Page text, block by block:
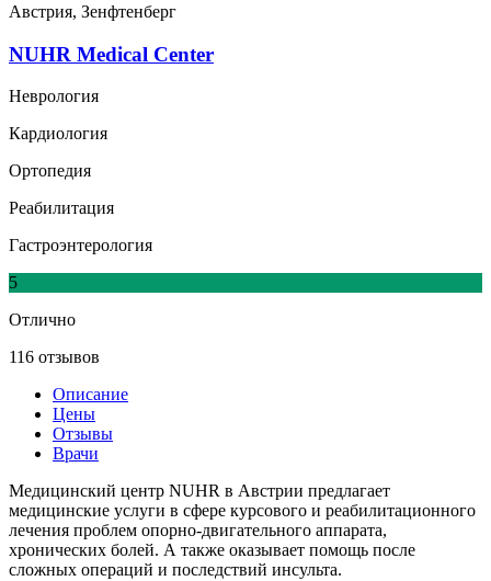
Австрия, Зенфтенберг
NUHR Medical Center
Неврология
Кардиология
Ортопедия
Реабилитация
Гастроэнтерология
5
Отлично
116 отзывов
Описание
Цены
Отзывы
Врачи
Медицинский центр NUHR в Австрии предлагает
медицинские услуги в сфере курсового и реабилитационного
лечения проблем опорно-двигательного аппарата,
хронических болей. А также оказывает помощь после
сложных операций и последствий инсульта.